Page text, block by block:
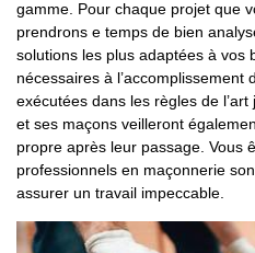
gamme. Pour chaque projet que
prendrons e temps de bien
solutions les plus adaptées à vos
nécessaires à l’accomplissement
exécutées dans les règles de
et ses maçons veilleront
propre après leur passage. Vous
professionnels en maçonnerie
assurer un travail impeccable.